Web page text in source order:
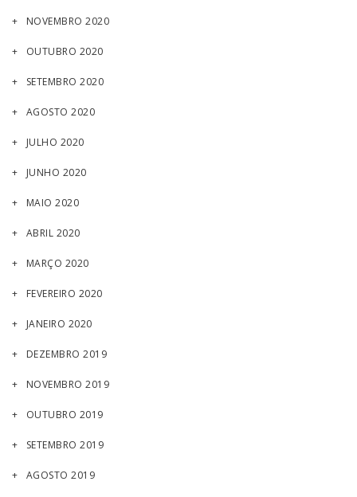
NOVEMBRO 2020
OUTUBRO 2020
SETEMBRO 2020
AGOSTO 2020
JULHO 2020
JUNHO 2020
MAIO 2020
ABRIL 2020
MARÇO 2020
FEVEREIRO 2020
JANEIRO 2020
DEZEMBRO 2019
NOVEMBRO 2019
OUTUBRO 2019
SETEMBRO 2019
AGOSTO 2019